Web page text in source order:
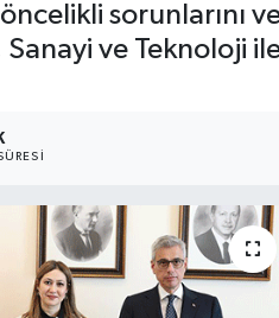
sorunlarını
ve Teknoloji